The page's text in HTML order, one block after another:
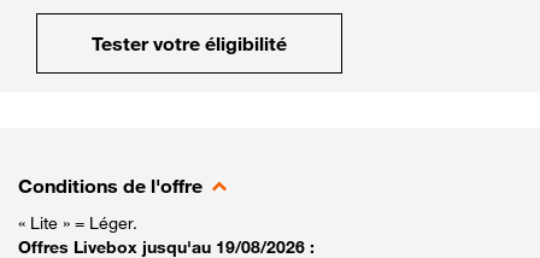
Tester votre éligibilité
Conditions de l'offre
« Lite » = Léger.
Offres Livebox jusqu'au 19/08/2026 :